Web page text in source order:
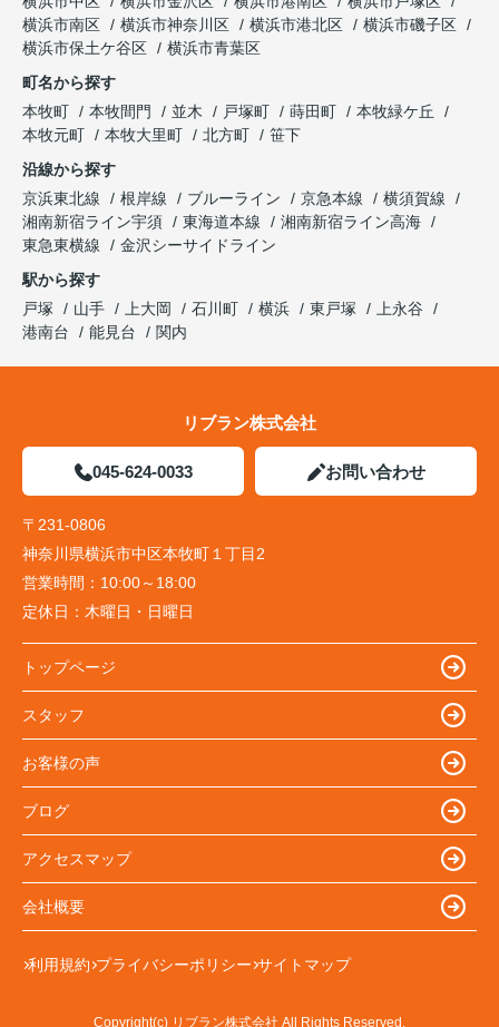
横浜市南区
横浜市神奈川区 横浜市港北区
横浜市磯子区
横浜市保土ケ谷区
横浜市青葉区
町名から探す
本牧町
本牧間門 並木 戸塚町 蒔田町
本牧緑ケ丘
本牧元町
本牧大里町 北方町
笹下
沿線から探す
京浜東北線
根岸線 ブルーライン 京急本線
横須賀線
湘南新宿ライン宇須
東海道本線
湘南新宿ライン高海
東急東横線
金沢シーサイドライン
駅から探す
戸塚
山手 上大岡 石川町 横浜 東戸塚
上永谷
港南台
能見台 関内
リブラン株式会社
045-624-0033 お問い合わせ
〒231-0806
神奈川県横浜市中区本牧町１丁目2
営業時間： 10:00～18:00
定休日： 木曜日・日曜日
トップページ
スタッフ
お客様の声
ブログ
アクセスマップ
会社概要
利用規約 プライバシーポリシー サイトマップ
Copyright(c) リブラン株式会社 All Rights Reserved.